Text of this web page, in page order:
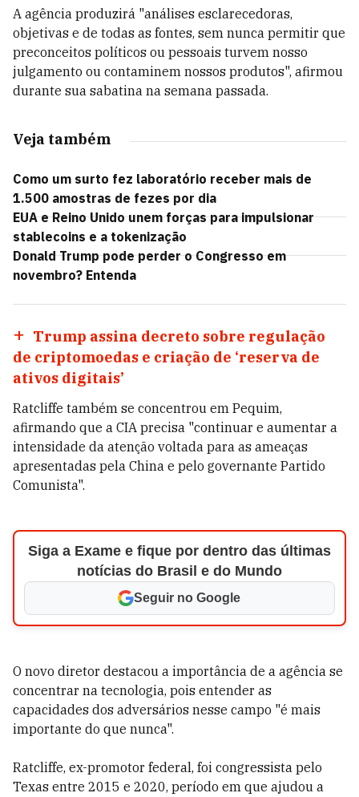
A agência produzirá "análises esclarecedoras,
objetivas e de todas as fontes, sem nunca permitir que
preconceitos políticos ou pessoais turvem nosso
julgamento ou contaminem nossos produtos", afirmou
durante sua sabatina na semana passada.
Veja também
Como um surto fez laboratório receber mais de
1.500 amostras de fezes por dia
EUA e Reino Unido unem forças para impulsionar
stablecoins e a tokenização
Donald Trump pode perder o Congresso em
novembro? Entenda
Trump assina decreto sobre regulação
de criptomoedas e criação de ‘reserva de
ativos digitais’
Ratcliffe também se concentrou em Pequim,
afirmando que a CIA precisa "continuar e aumentar a
intensidade da atenção voltada para as ameaças
apresentadas pela China e pelo governante Partido
Comunista".
Siga a Exame e fique por dentro das últimas
notícias do Brasil e do Mundo
Seguir no Google
O novo diretor destacou a importância de a agência se
concentrar na tecnologia, pois entender as
capacidades dos adversários nesse campo "é mais
importante do que nunca".
Ratcliffe, ex-promotor federal, foi congressista pelo
Texas entre 2015 e 2020, período em que ajudou a